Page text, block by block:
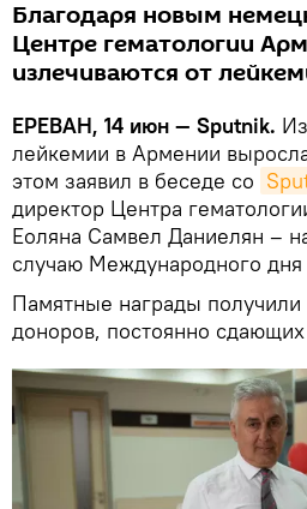
Благодаря новым
Центре гематологии
излечиваются от
ЕРЕВАН, 14 июн — Sputnik.
лейкемии в Армении
этом заявил в беседе со
директор Центра
Еоляна Самвел Даниелян –
случаю Международного дня
Памятные награды получили
доноров, постоянно